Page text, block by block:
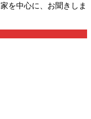
を中心に、お聞きしま